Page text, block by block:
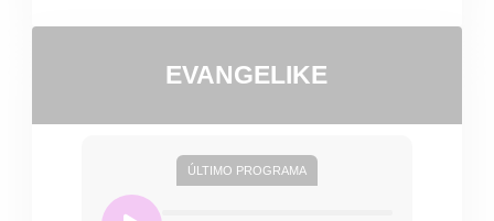
EVANGELIKE
ÚLTIMO PROGRAMA